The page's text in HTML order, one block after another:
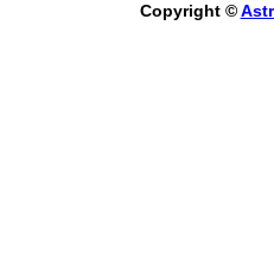
Copyright ©